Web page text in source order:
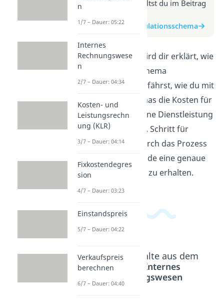
Weitere Infos erhältst du im Beitrag
zum Beitrag: Kalkulationsschema
In diesem Video wird dir erklärt, wie
ein Kalkulationsschema
funktioniert. Du erfährst, wie du mit
Hilfe dieses Schemas die Kosten für
ein Projekt oder eine Dienstleistung
berechnen kannst. Schritt für
Schritt wirst du durch das Prozess
geleitet, um am Ende eine genaue
Kostenaufstellung zu erhalten.
Beliebte Inhalte aus dem
Bereich
Internes
Rechnungswesen
n
1/7 – Dauer: 05:22
Internes
Rechnungswese
n
2/7 – Dauer: 04:34
Kosten- und
Leistungsrechn
ung (KLR)
3/7 – Dauer: 04:14
Fixkostendegres
sion
4/7 – Dauer: 03:23
Einstandspreis
5/7 – Dauer: 04:22
Verkaufspreis
berechnen
6/7 – Dauer: 04:40